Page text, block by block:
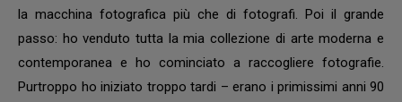
la macchina fotografica più che di fotografi. Poi il grande
passo: ho venduto tutta la mia collezione di arte moderna e
contemporanea e ho cominciato a raccogliere fotografie.
Purtroppo ho iniziato troppo tardi – erano i primissimi anni 90